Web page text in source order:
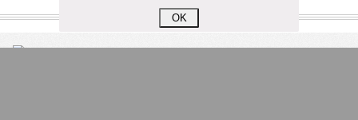
ЕЩЕ ИЗ РАЗДЕЛА «ОБЩЕСТВО»
OK